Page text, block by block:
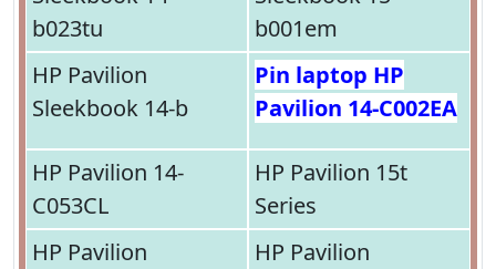
b023tu
b001em
HP Pavilion
Sleekbook 14-b
Pin laptop HP
Pavilion 14-C002EA
HP Pavilion 14-
C053CL
HP Pavilion 15t
Series
HP Pavilion
HP Pavilion